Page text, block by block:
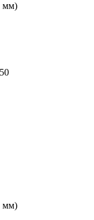
мм)
мм)